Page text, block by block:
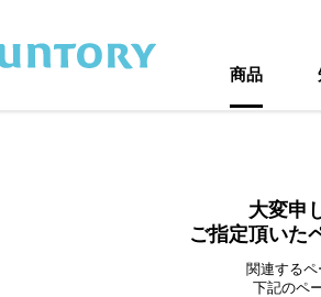
商品
大変申
ご指定頂いた
関連する
下記のペ